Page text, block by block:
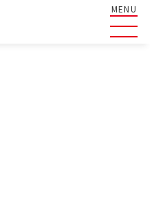
MENU